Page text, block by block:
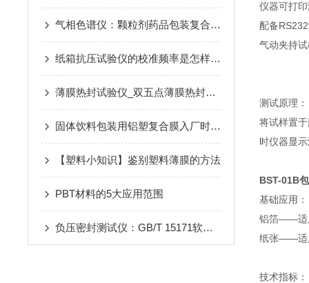
气相色谱仪：颗粒剂药品包装复合膜的溶剂残留测试方法
纸箱抗压试验仪的校准频率是怎样的？
薄膜热封试验仪_双五点薄膜热封仪_热封性能测试仪介绍
固体饮料包装用铝塑复合膜入厂时应重点关注的性能指标有哪些？
【塑料小知识】鉴别塑料薄膜的方法
PBT材料的5大应用范围
负压密封测试仪：GB/T 15171软包装袋密封性能试验方法
仪器可打
配备
气动夹持
测试原理：
将试样置
时仪器显
BST-01B
基础应用：
铝箔——适
纸张——适
技术指标：